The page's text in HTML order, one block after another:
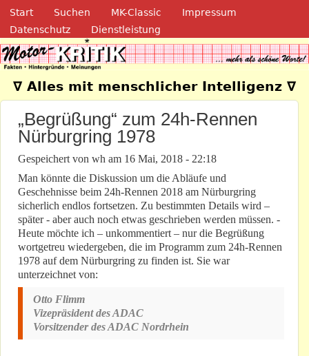
Direkt zum Inhalt
Navigation
Start Suchen MK-Classic
Impressum
Datenschutz
Dienstleistung
Motor-Kritik.de
∇ Alles mit menschlicher Intelligenz ∇
„Begrüßung“ zum 24h-Rennen
Nürburgring 1978
Gespeichert von wh am 16 Mai, 2018 - 22:18
Man könnte die Diskussion um die Abläufe und
Geschehnisse beim 24h-Rennen 2018 am Nürburgring
sicherlich endlos fortsetzen. Zu bestimmten Details wird –
später - aber auch noch etwas geschrieben werden müssen. -
Heute möchte ich – unkommentiert – nur die Begrüßung
wortgetreu wiedergeben, die im Programm zum 24h-Rennen
1978 auf dem Nürburgring zu finden ist. Sie war
unterzeichnet von:
Otto Flimm
Vizepräsident des ADAC
Vorsitzender des ADAC Nordrhein